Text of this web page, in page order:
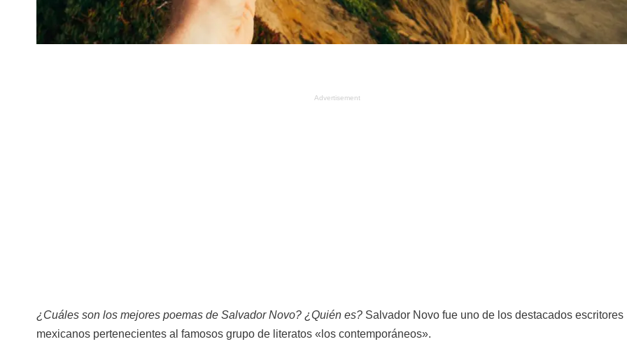
Advertisement
¿Cuáles son los mejores poemas de Salvador Novo? ¿Quién es? Salvador Novo fue uno de los destacados escritores
mexicanos pertenecientes al famosos grupo de literatos «los contemporáneos».